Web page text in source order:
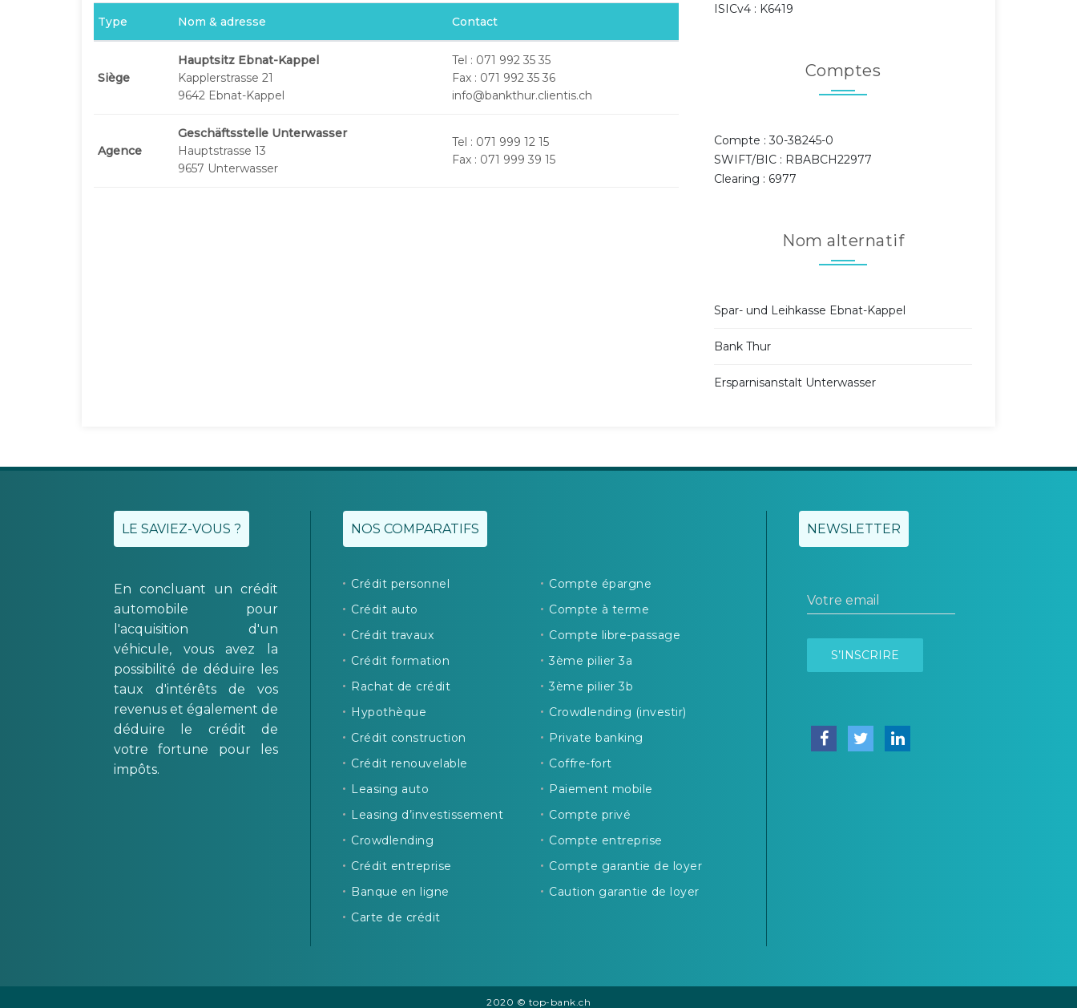
Type Nom & adresse Contact
Siège
Hauptsitz Ebnat-Kappel
Kapplerstrasse 21
9642 Ebnat-Kappel
Tel : 071 992 35 35
Fax : 071 992 35 36
info@bankthur.clientis.ch
Agence
Geschäftsstelle Unterwasser
Hauptstrasse 13
9657 Unterwasser
Tel : 071 999 12 15
Fax : 071 999 39 15
ISICv4 : K6419
Comptes
Compte : 30-38245-0
SWIFT/BIC : RBABCH22977
Clearing : 6977
Nom alternatif
Spar- und Leihkasse Ebnat-Kappel
Bank Thur
Ersparnisanstalt Unterwasser
LE SAVIEZ-VOUS ?
En concluant un crédit
automobile pour
l'acquisition d'un
véhicule, vous avez la
possibilité de déduire les
taux d'intérêts de vos
revenus et également de
déduire le crédit de
votre fortune pour les
impôts.
NOS COMPARATIFS
Crédit personnel
Crédit auto
Crédit travaux
Crédit formation
Rachat de crédit
Hypothèque
Crédit construction
Crédit renouvelable
Leasing auto
Leasing d’investissement
Crowdlending
Crédit entreprise
Banque en ligne
Carte de crédit
Compte épargne
Compte à terme
Compte libre-passage
3ème pilier 3a
3ème pilier 3b
Crowdlending (investir)
Private banking
Coffre-fort
Paiement mobile
Compte privé
Compte entreprise
Compte garantie de loyer
Caution garantie de loyer
NEWSLETTER
Votre email
S’INSCRIRE
2020 © top-bank.ch